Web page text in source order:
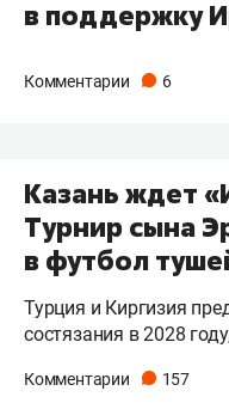
в поддержку
Комментарии 6
Казань ждет
Турнир сына
в футбол
Турция и Киргизия
состязания в 2028
Комментарии 157